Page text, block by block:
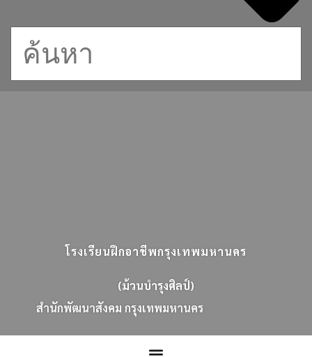
โรงเรียนฝึกอาชีพกรุงเทพมหานคร
(ม้วนบำรุงศิลป์)
สนกพฒนาสงคม กรงเทพมหานคร